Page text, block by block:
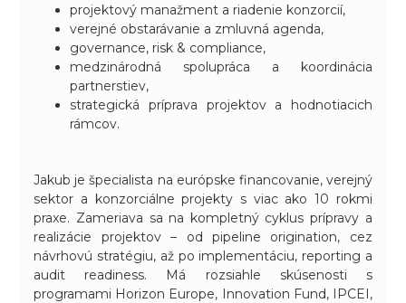
projektový manažment a riadenie konzorcií,
verejné obstarávanie a zmluvná agenda,
governance, risk & compliance,
medzinárodná spolupráca a koordinácia
partnerstiev,
strategická príprava projektov a hodnotiacich
rámcov.
Jakub je špecialista na európske financovanie, verejný
sektor a konzorciálne projekty s viac ako 10 rokmi
praxe. Zameriava sa na kompletný cyklus prípravy a
realizácie projektov – od pipeline origination, cez
návrhovú stratégiu, až po implementáciu, reporting a
audit readiness. Má rozsiahle skúsenosti s
programami Horizon Europe, Innovation Fund, IPCEI,